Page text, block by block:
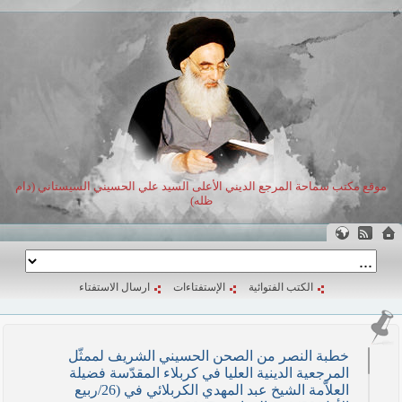
موقع مكتب سماحة المرجع الديني الأعلى السيد علي الحسيني السيستاني (دام
ظله)
الكتب الفتوائية الإستفتاءات ارسال الاستفتاء
خطبة النصر من الصحن الحسيني الشريف لممثّل
المرجعية الدينية العليا في كربلاء المقدّسة فضيلة
العلاّمة الشيخ عبد المهدي الكربلائي في (26/ربيع